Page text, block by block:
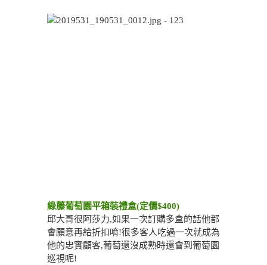
綠藤葡萄園平箱裝禮盒(定價$400)
邱大哥很阿莎力,如果一次訂購多盒的話他都
會願意再給折扣唷!很多客人吃過一次就成為
他的忠實顧客,葡萄還沒成熟時還會到葡萄園
巡視呢!